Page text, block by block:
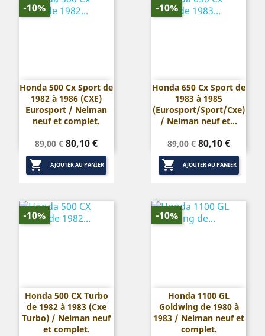
Honda 500 Cx Sport de
1982 à 1986 (CXE)
Eurosport / Neiman
neuf et complet.
Prix
de
base
89,00 € Prix
80,10 €
 AJOUTER AU PANIER
-10%
Honda 650 Cx Sport de
1983 à 1985
(Eurosport/Sport/Cxe)
/ Neiman neuf et...
Prix
de
base
89,00 € Prix
80,10 €
 AJOUTER AU PANIER
-10%
Honda 500 CX Turbo
de 1982 à 1983 (Cxe
Turbo) / Neiman neuf
et complet.
-10%
Honda 1100 GL
Goldwing de 1980 à
1983 / Neiman neuf et
complet.
-10%